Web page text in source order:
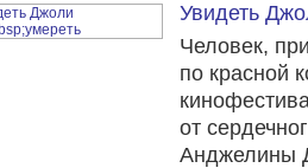
Увидеть
Человек,
по красной
от
Анджелины